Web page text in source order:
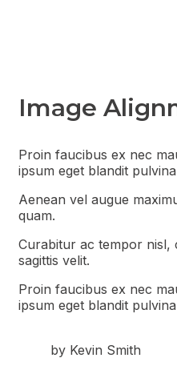
Image
Proin faucibus ex nec
ipsum eget blandit
Aenean vel augue
quam.
Curabitur ac tempor nisl,
sagittis velit.
Proin faucibus ex nec
ipsum eget blandit
by Kevin Smith